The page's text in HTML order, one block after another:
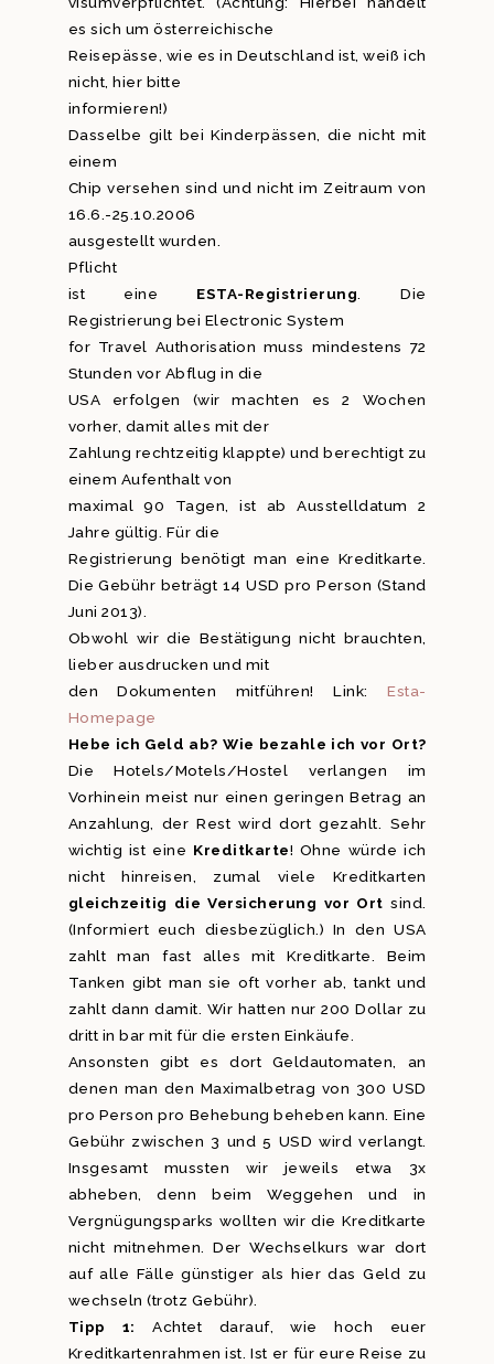
es sich um österreichische
Reisepässe, wie es in Deutschland ist, weiß ich
nicht, hier bitte
informieren!)
Dasselbe gilt bei Kinderpässen, die nicht mit
einem
Chip versehen sind und nicht im Zeitraum von
16.6.-25.10.2006
ausgestellt wurden.
Pflicht
ist eine ESTA-Registrierung . Die
Registrierung bei Electronic System
for Travel Authorisation muss mindestens 72
Stunden vor Abflug in die
USA erfolgen (wir machten es 2 Wochen
vorher, damit alles mit der
Zahlung rechtzeitig klappte) und berechtigt zu
einem Aufenthalt von
maximal 90 Tagen, ist ab Ausstelldatum 2
Jahre gültig. Für die
Registrierung benötigt man eine Kreditkarte.
Die Gebühr beträgt 14 USD pro Person (Stand
Juni 2013).
Obwohl wir die Bestätigung nicht brauchten,
lieber ausdrucken und mit
den Dokumenten mitführen! Link: Esta-
Homepage
Hebe ich Geld ab? Wie bezahle ich vor Ort?
Die Hotels/Motels/Hostel verlangen im
Vorhinein meist nur einen geringen Betrag an
Anzahlung, der Rest wird dort gezahlt. Sehr
wichtig ist eine Kreditkarte! Ohne würde ich
nicht hinreisen, zumal viele Kreditkarten
gleichzeitig die Versicherung vor Ort sind.
(Informiert euch diesbezüglich.) In den USA
zahlt man fast alles mit Kreditkarte. Beim
Tanken gibt man sie oft vorher ab, tankt und
zahlt dann damit. Wir hatten nur 200 Dollar zu
dritt in bar mit für die ersten Einkäufe.
Ansonsten gibt es dort Geldautomaten, an
denen man den Maximalbetrag von 300 USD
pro Person pro Behebung beheben kann. Eine
Gebühr zwischen 3 und 5 USD wird verlangt.
Insgesamt mussten wir jeweils etwa 3x
abheben, denn beim Weggehen und in
Vergnügungsparks wollten wir die Kreditkarte
nicht mitnehmen. Der Wechselkurs war dort
auf alle Fälle günstiger als hier das Geld zu
wechseln (trotz Gebühr).
Tipp 1:
Achtet darauf, wie hoch euer
Kreditkartenrahmen ist. Ist er für eure Reise zu